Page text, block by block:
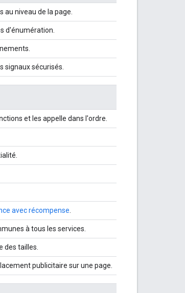
niveau de la page.
d'énumération.
signaux sécurisés.
et les appelle dans l'ordre.
avec récompense
à tous les services.
des tailles.
publicitaire sur une page.